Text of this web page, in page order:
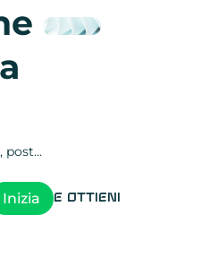
post…
Inizia e ottieni